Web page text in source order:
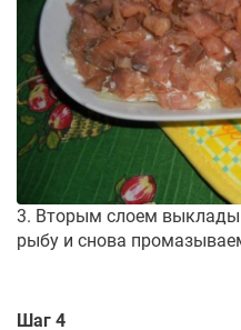
3. Вторым слоем
рыбу и снова
Шаг 4